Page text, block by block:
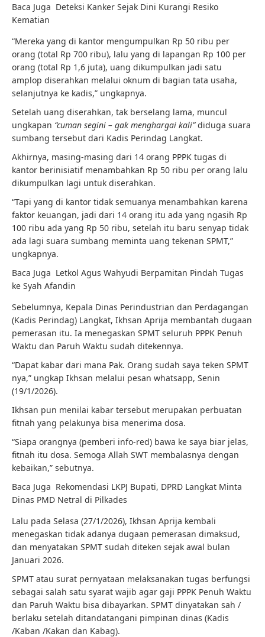
Baca Juga Deteksi Kanker Sejak Dini Kurangi Resiko
Kematian
“Mereka yang di kantor mengumpulkan Rp 50 ribu per
orang (total Rp 700 ribu), lalu yang di lapangan Rp 100 per
orang (total Rp 1,6 juta), uang dikumpulkan jadi satu
amplop diserahkan melalui oknum di bagian tata usaha,
selanjutnya ke kadis,” ungkapnya.
Setelah uang diserahkan, tak berselang lama, muncul
ungkapan “cuman segini – gak menghargai kali”diduga suara
sumbang tersebut dari Kadis Perindag Langkat.
Akhirnya, masing-masing dari 14 orang PPPK tugas di
kantor berinisiatif menambahkan Rp 50 ribu per orang lalu
dikumpulkan lagi untuk diserahkan.
“Tapi yang di kantor tidak semuanya menambahkan karena
faktor keuangan, jadi dari 14 orang itu ada yang ngasih Rp
100 ribu ada yang Rp 50 ribu, setelah itu baru senyap tidak
ada lagi suara sumbang meminta uang tekenan SPMT,”
ungkapnya.
Baca Juga Letkol Agus Wahyudi Berpamitan Pindah Tugas
ke Syah Afandin
Sebelumnya, Kepala Dinas Perindustrian dan Perdagangan
(Kadis Perindag) Langkat, Ikhsan Aprija membantah dugaan
pemerasan itu. Ia menegaskan SPMT seluruh PPPK Penuh
Waktu dan Paruh Waktu sudah ditekennya.
“Dapat kabar dari mana Pak. Orang sudah saya teken SPMT
nya,” ungkap Ikhsan melalui pesan whatsapp, Senin
(19/1/2026).
Ikhsan pun menilai kabar tersebut merupakan perbuatan
fitnah yang pelakunya bisa menerima dosa.
“Siapa orangnya (pemberi info-red) bawa ke saya biar jelas,
fitnah itu dosa. Semoga Allah SWT membalasnya dengan
kebaikan,” sebutnya.
Baca Juga Rekomendasi LKPJ Bupati, DPRD Langkat Minta
Dinas PMD Netral di Pilkades
Lalu pada Selasa (27/1/2026), Ikhsan Aprija kembali
menegaskan tidak adanya dugaan pemerasan dimaksud,
dan menyatakan SPMT sudah diteken sejak awal bulan
Januari 2026.
SPMT atau surat pernyataan melaksanakan tugas berfungsi
sebagai salah satu syarat wajib agar gaji PPPK Penuh Waktu
dan Paruh Waktu bisa dibayarkan. SPMT dinyatakan sah /
berlaku setelah ditandatangani pimpinan dinas (Kadis
/Kaban /Kakan dan Kabag).